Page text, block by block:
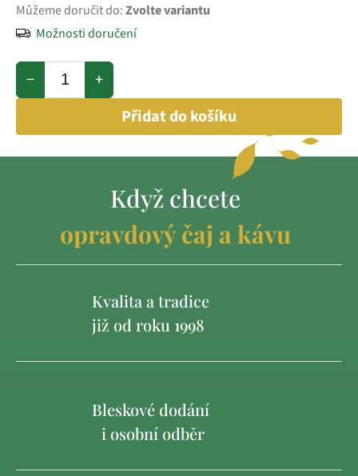
Můžeme doručit do:Zvolte variantu
Možnosti doručení
+
−
Přidat do košíku
Když chcete
opravdový čaj a kávu
Kvalita a tradice
již od roku 1998
Bleskové dodání
i osobní odběr